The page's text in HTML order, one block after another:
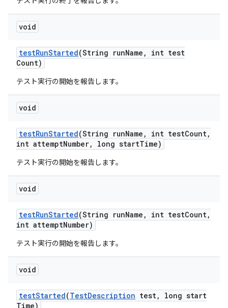
void
testRunStarted(String runName ,
int test
Count)
テスト実行の開始を報告します。
void
testRunStarted(String runName , int testCount,
int attemptNumber, long startTime)
テスト実行の開始を報告します。
void
testRunStarted(String runName , int testCount,
int attemptNumber)
テスト実行の開始を報告します。
void
testStarted(TestDescription test,
long start
Time)